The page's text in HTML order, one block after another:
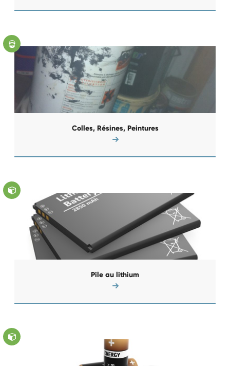
Colles, Résines, Peintures
Pile au lithium